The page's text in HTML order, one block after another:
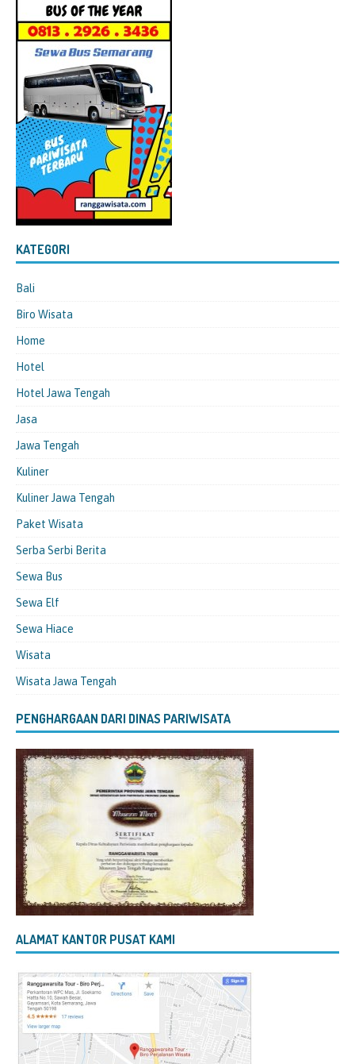
KATEGORI
Bali
Biro Wisata
Home
Hotel
Hotel Jawa Tengah
Jasa
Jawa Tengah
Kuliner
Kuliner Jawa Tengah
Paket Wisata
Serba Serbi Berita
Sewa Bus
Sewa Elf
Sewa Hiace
Wisata
Wisata Jawa Tengah
PENGHARGAAN DARI DINAS PARIWISATA
ALAMAT KANTOR PUSAT KAMI